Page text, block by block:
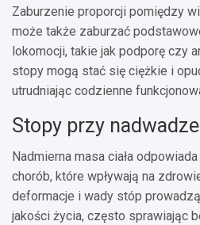
Zaburzenie proporcji pomiędzy
może także zaburzać
lokomocji, takie jak podporę czy
stopy mogą stać się ciężkie i
utrudniając codzienne
Stopy przy
Nadmierna masa ciała
chorób, które wpływają na
deformacje i wady stóp
jakości życia, często sprawiając